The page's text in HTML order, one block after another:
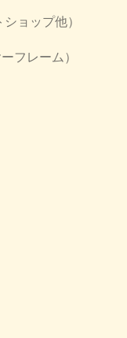
ョップ他）
フレーム）